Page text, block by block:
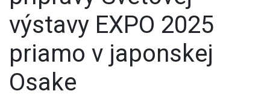
výstavy EXPO 2025
priamo v japonskej
Osake